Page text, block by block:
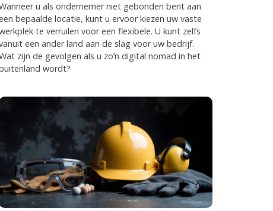
u als ondernemer niet gebonden bent aan
bepaalde locatie, kunt u ervoor kiezen uw vaste
te verruilen voor een flexibele. U kunt zelfs
een ander land aan de slag voor uw bedrijf.
zijn de gevolgen als u zo’n digital nomad in het
wordt?